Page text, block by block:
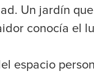
Un jardín
conocía el
espacio